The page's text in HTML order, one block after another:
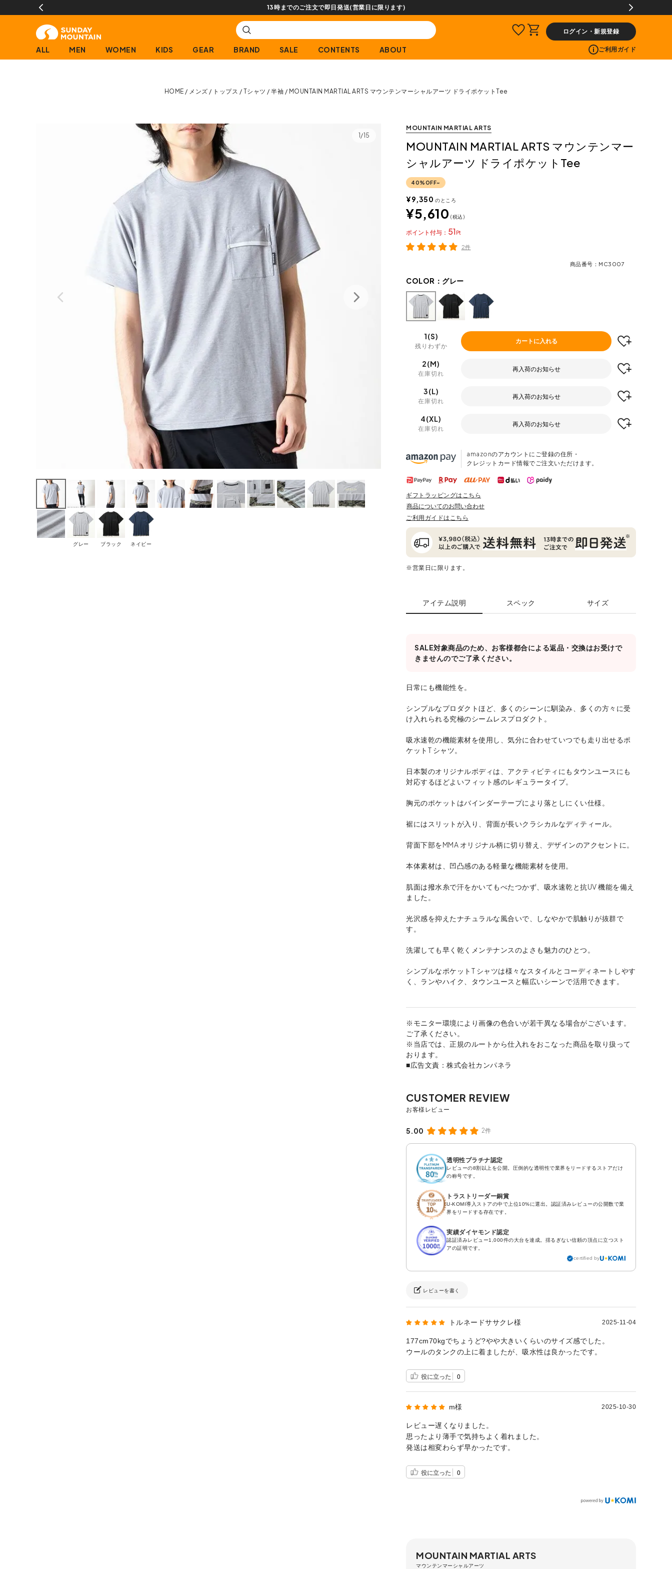
【会員限定】交換送料片道無料サービス
ログイン・新規登録
ALL MEN WOMEN KIDS GEAR BRAND SALE CONTENTS ABOUT ご利用ガイド
HOME メンズ トップス Tシャツ 半袖 MOUNTAIN MARTIAL ARTS マウンテンマーシャルアーツ ドライポケットTee
1/15
グレー ブラック ネイビー
MOUNTAIN MARTIAL ARTS
MOUNTAIN MARTIAL ARTS マウンテンマー
シャルアーツ ドライポケットTee
40%OFF~
¥9,350 のところ
¥5,610 税込
51
ポイント
2件
商品番号 MC3007
COLOR： グレー
1(S)
残りわずか
カートに入れる
2(M)
在庫切れ
再入荷のお知らせ
3(L)
在庫切れ
再入荷のお知らせ
4(XL)
在庫切れ
再入荷のお知らせ
amazonのアカウントにご登録の住所・
クレジットカード情報でご注文いただけます。
ギフトラッピングはこちら
商品についてのお問い合わせ
ご利用ガイドはこちら
※営業日に限ります。
アイテム説明 スペック サイズ
SALE対象商品のため、お客様都合による返品・交換はお受けで
きませんのでご了承ください。
日常にも機能性を。
シンプルなプロダクトほど、多くのシーンに馴染み、多くの方々に受
け入れられる究極のシームレスプロダクト。
吸水速乾の機能素材を使用し、気分に合わせていつでも走り出せるポ
ケットT シャツ。
日本製のオリジナルボディは、アクティビティにもタウンユースにも
対応するほどよいフィット感のレギュラータイプ。
胸元のポケットはバインダーテープにより落としにくい仕様。
裾にはスリットが入り、背面が長いクラシカルなディティール。
背面下部をMMA オリジナル柄に切り替え、デザインのアクセントに。
本体素材は、凹凸感のある軽量な機能素材を使用。
肌面は撥水糸で汗をかいてもべたつかず、吸水速乾と抗UV 機能を備え
ました。
光沢感を抑えたナチュラルな風合いで、しなやかで肌触りが抜群で
す。
洗濯しても早く乾くメンテナンスのよさも魅力のひとつ。
シンプルなポケットT シャツは様々なスタイルとコーディネートしやす
く、ランやハイク、タウンユースと幅広いシーンで活用できます。
※モニター環境により画像の色合いが若干異なる場合がございます。
ご了承ください。
※当店では、正規のルートから仕入れをおこなった商品を取り扱って
おります。
■広告文責：株式会社カンパネラ
5.00 2件
透明性プラチナ認定
レビューの8割以上を公開。圧倒的な透明性で業界をリードするストアだけ
の称号です。
トラストリーダー銅賞
U-KOMI導入ストアの中で上位10%に選出。認証済みレビューの公開数で業
界をリードする存在です。
実績ダイヤモンド認定
認証済みレビュー1,000件の大台を達成。揺るぎない信頼の頂点に立つスト
アの証明です。
certified by
レビューを書く
トルネードササクレ様 2025-11-04
177cm70kgでちょうど?やや大きいくらいのサイズ感でした。
ウールのタンクの上に着ましたが、吸水性は良かったです。
役に立った 0
m様 2025-10-30
レビュー遅くなりました。
思ったより薄手で気持ちよく着れました。
発送は相変わらず早かったです。
役に立った 0
MOUNTAIN MARTIAL ARTS
マウンテンマーシャルアーツ